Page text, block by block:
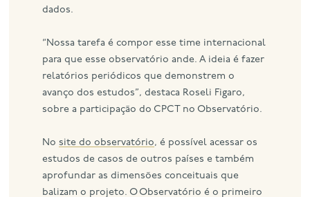
dados.
“Nossa tarefa é compor esse time internacional
para que esse observatório ande. A ideia é fazer
relatórios periódicos que demonstrem o
avanço dos estudos”, destaca Roseli Figaro,
sobre a participação do CPCT no Observatório.
Nosite do observatório, é possível acessar os
estudos de casos de outros países e também
aprofundar as dimensões conceituais que
balizam o projeto. O Observatório é o primeiro